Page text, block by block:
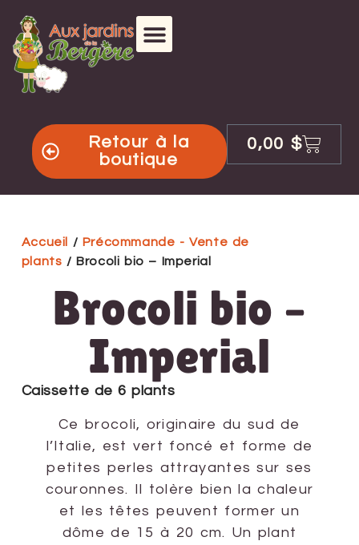
Retour à la
boutique
0,00 $
Accueil / Précommande - Vente de
plants / Brocoli bio – Imperial
Brocoli bio –
Imperial
Caissette de 6 plants
Ce brocoli, originaire du sud de
l’Italie, est vert foncé et forme de
petites perles attrayantes sur ses
couronnes. Il tolère bien la chaleur
et les têtes peuvent former un
dôme de 15 à 20 cm. Un plant